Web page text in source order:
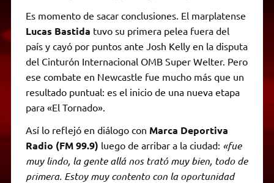
Es momento de sacar conclusiones. El marplatense
Lucas Bastida tuvo su primera pelea fuera del
país y cayó por puntos ante Josh Kelly en la disputa
del Cinturón Internacional OMB Super Welter. Pero
ese combate en Newcastle fue mucho más que un
resultado puntual: es el inicio de una nueva etapa
para «El Tornado».
Así lo reflejó en diálogo con Marca Deportiva
Radio (FM 99.9) luego de arribar a la ciudad: «fue
muy lindo, la gente allá nos trató muy bien, todo de
primera. Estoy muy contento con la oportunidad